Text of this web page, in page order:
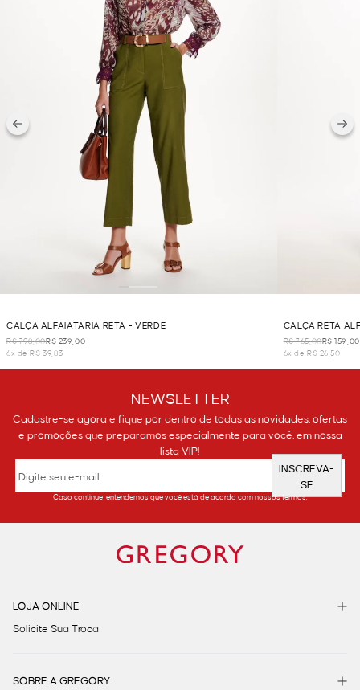
CALÇA ALFAIATARIA RETA - VERDE
R$ 798,00R$ 239,00
6x de R$ 39,83
CALÇA RETA
R$ 765,00R$ 159,00
6x de R$ 26,50
NEWSLETTER
Cadastre-se agora e fique por dentro de todas as novidades, ofertas
e promoções que preparamos especialmente para você, em nossa
lista VIP!
INSCREVA-
SE
Caso continue, entendemos que você está de acordo com nossos termos.
LOJA ONLINE
Solicite Sua Troca
SOBRE A GREGORY